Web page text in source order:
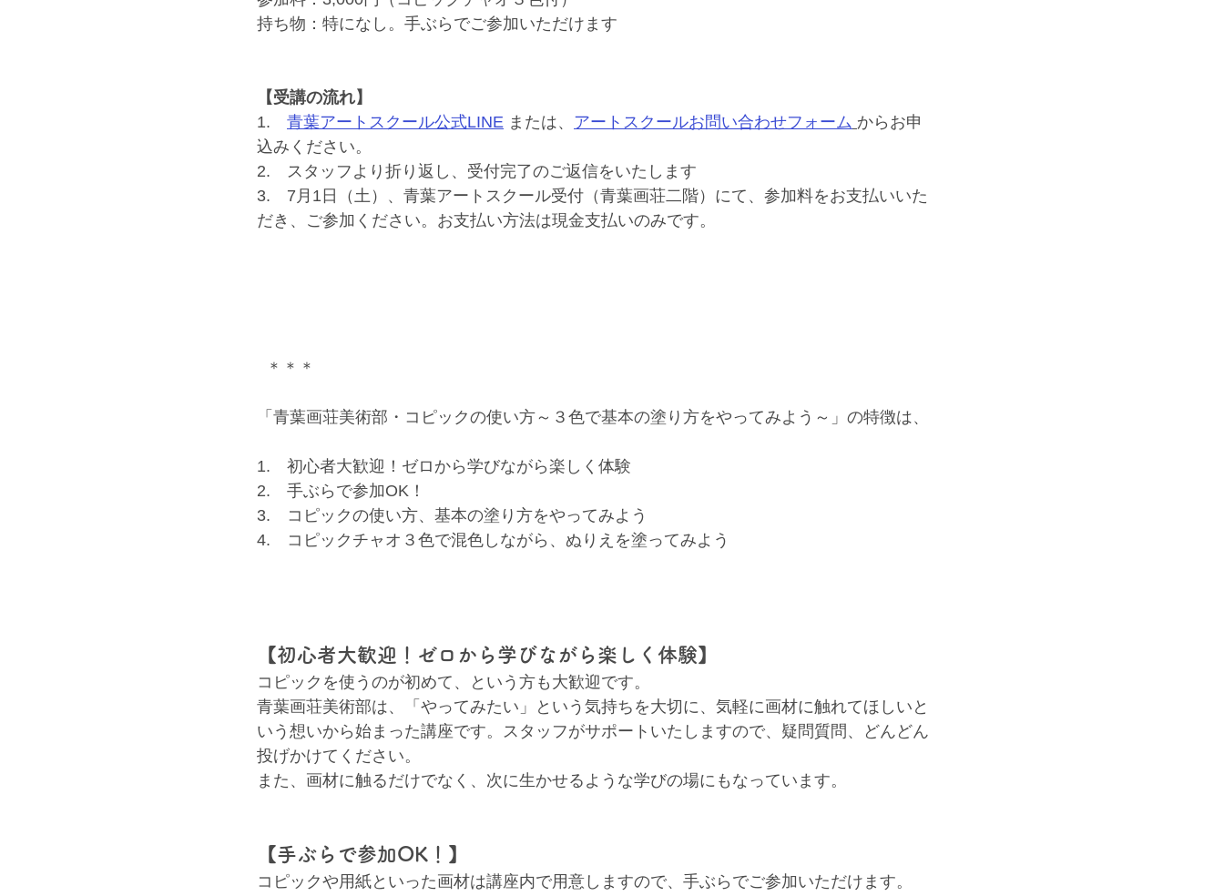
持ち物：特になし。手ぶらでご参加いただけます
【受講の流れ】
1. 青葉アートスクール公式LINE または、 アートスクールお問い合わせフォーム からお申
込みください。
2.　スタッフより折り返し、受付完了のご返信をいたします
3.　7月1日（土）、青葉アートスクール受付（青葉画荘二階）にて、参加料をお支払いいた
だき、ご参加ください。お支払い方法は現金支払いのみです。
  ＊＊＊
「青葉画荘美術部・コピックの使い方～３色で基本の塗り方をやってみよう～」の特徴は、
1.　初心者大歓迎！ゼロから学びながら楽しく体験
2.　手ぶらで参加OK！
3.　コピックの使い方、基本の塗り方をやってみよう
4.　コピックチャオ３色で混色しながら、ぬりえを塗ってみよう
【初心者大歓迎！ゼロから学びながら楽しく体験】
コピックを使うのが初めて、という方も大歓迎です。
青葉画荘美術部は、「やってみたい」という気持ちを大切に、気軽に画材に触れてほしいと
いう想いから始まった講座です。スタッフがサポートいたしますので、疑問質問、どんどん
投げかけてください。
また、画材に触るだけでなく、次に生かせるような学びの場にもなっています。
【手ぶらで参加OK！】
コピックや用紙といった画材は講座内で用意しますので、手ぶらでご参加いただけます。